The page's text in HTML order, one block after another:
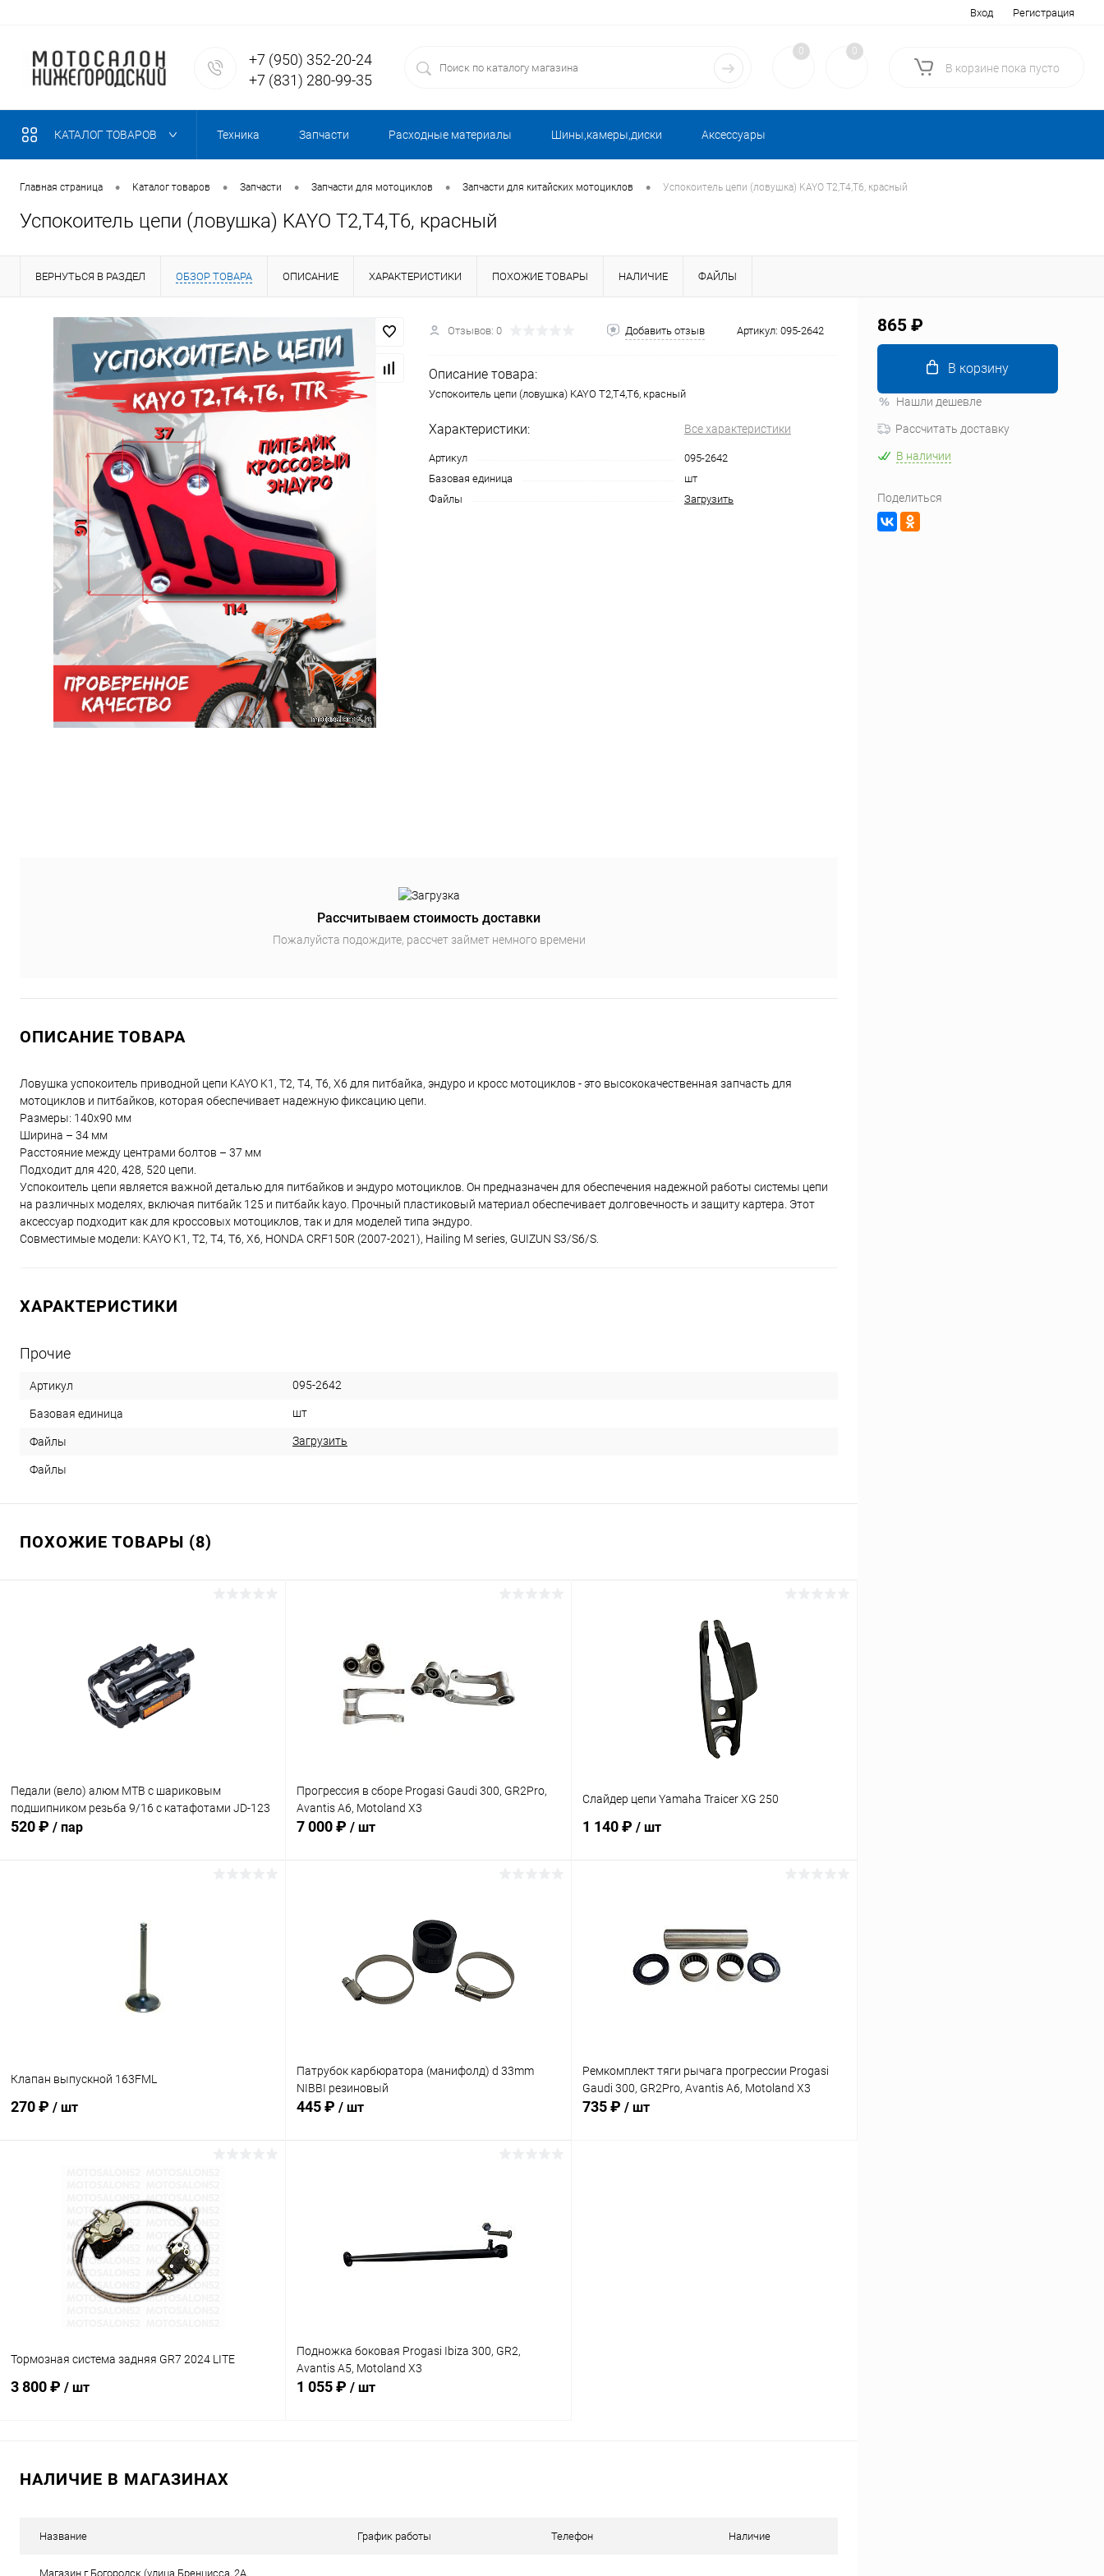
Вход Регистрация
+7 (950) 352-20-24
+7 (831) 280-99-35
0 0
В корзине пока пусто
КАТАЛОГ ТОВАРОВ Техника Запчасти Расходные материалы Шины,камеры,диски Аксессуары
Главная страница • Каталог товаров • Запчасти • Запчасти для мотоциклов • Запчасти для китайских мотоциклов • Успокоитель цепи (ловушка) KAYO Т2,Т4,Т6, красный
Успокоитель цепи (ловушка) KAYO Т2,Т4,Т6, красный
ВЕРНУТЬСЯ В РАЗДЕЛ ОБЗОР ТОВАРА ОПИСАНИЕ ХАРАКТЕРИСТИКИ ПОХОЖИЕ ТОВАРЫ НАЛИЧИЕ ФАЙЛЫ
Отзывов: 0 Добавить отзыв Артикул: 095-2642
Описание товара:
Успокоитель цепи (ловушка) KAYO Т2,Т4,Т6, красный
Характеристики: Все характеристики
Артикул
095-2642
Базовая единица
шт
Файлы
Загрузить
Рассчитываем стоимость доставки
Пожалуйста подождите, рассчет займет немного времени
ОПИСАНИЕ ТОВАРА
Ловушка успокоитель приводной цепи KAYO K1, T2, T4, T6, X6 для питбайка, эндуро и кросс мотоциклов - это высококачественная запчасть для
мотоциклов и питбайков, которая обеспечивает надежную фиксацию цепи.
Размеры: 140х90 мм
Ширина – 34 мм
Расстояние между центрами болтов – 37 мм
Подходит для 420, 428, 520 цепи.
Успокоитель цепи является важной деталью для питбайков и эндуро мотоциклов. Он предназначен для обеспечения надежной работы системы цепи
на различных моделях, включая питбайк 125 и питбайк kayo. Прочный пластиковый материал обеспечивает долговечность и защиту картера. Этот
аксессуар подходит как для кроссовых мотоциклов, так и для моделей типа эндуро.
Совместимые модели: KAYO K1, T2, T4, T6, X6, HONDA CRF150R (2007-2021), Hailing M series, GUIZUN S3/S6/S.
ХАРАКТЕРИСТИКИ
Прочие
Артикул 095-2642
Базовая единица шт
Файлы Загрузить
Файлы
ПОХОЖИЕ ТОВАРЫ (8)
Педали (вело) алюм МТВ с шариковым
подшипником резьба 9/16 с катафотами JD-123
520 ₽ / пар
Прогрессия в сборе Progasi Gaudi 300, GR2Pro,
Avantis A6, Motoland X3
7 000 ₽ / шт
В избранное В наличии
Слайдер цепи Yamaha Traicer XG 250
1 140 ₽ / шт
В избранное В наличии
Клапан выпускной 163FML
270 ₽ / шт
В избранное В наличии
Патрубок карбюратора (манифолд) d 33mm
NIBBI резиновый
445 ₽ / шт
В наличии
Ремкомплект тяги рычага прогрессии Progasi
Gaudi 300, GR2Pro, Avantis A6, Motoland X3
735 ₽ / шт
Тормозная система задняя GR7 2024 LITE
3 800 ₽ / шт
Подножка боковая Progasi Ibiza 300, GR2,
Avantis A5, Motoland X3
1 055 ₽ / шт
НАЛИЧИЕ В МАГАЗИНАХ
Название График работы Телефон Наличие
Магазин г.Богородск (улица Бренцисса, 2А,
865 ₽
В корзину
Нашли дешевле
Рассчитать доставку
В наличии
Поделиться